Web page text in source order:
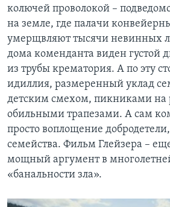
колючей проволокой –
на земле, где палачи
умерщвляют тысячи невинных
дома коменданта виден густой
из трубы крематория. А по эту
идиллия, размеренный уклад
детским смехом, пикниками на
обильными трапезами. А сам
просто воплощение
семейства. Фильм Глейзера –
мощный аргумент в
«банальности зла».